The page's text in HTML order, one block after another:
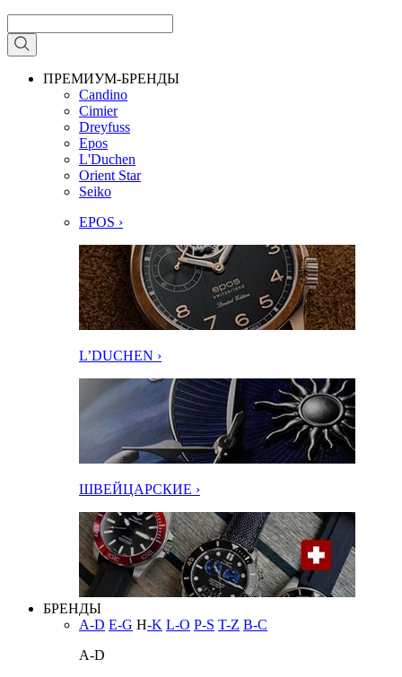
ПРЕМИУМ-БРЕНДЫ
Candino
Cimier
Dreyfuss
Epos
L'Duchen
Orient Star
Seiko
EPOS ›
L’DUCHEN ›
ШВЕЙЦАРСКИЕ ›
БРЕНДЫ
A-D E-G H-K L-O P-S T-Z В-С
A-D